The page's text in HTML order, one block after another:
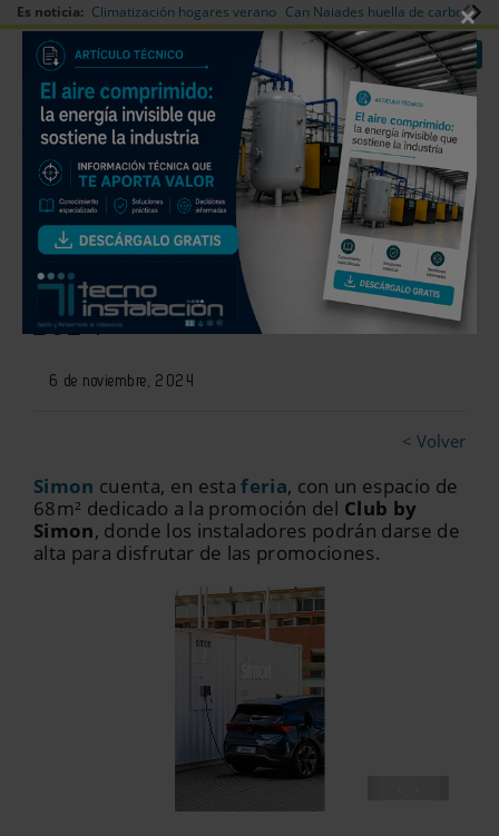
Es noticia: Climatización hogares verano Can Naiades huella de carbono
Redes Sociales Es noticia Login empresas Registro
Simon presenta sus soluciones
más innovadoras en Matelec
2024
6 de noviembre, 2024
< Volver
Simon cuenta, en estaferia, con un espacio de
68m² dedicado a la promoción del Club by
Simon, donde los instaladores podrán darse de
alta para disfrutar de las promociones.
×